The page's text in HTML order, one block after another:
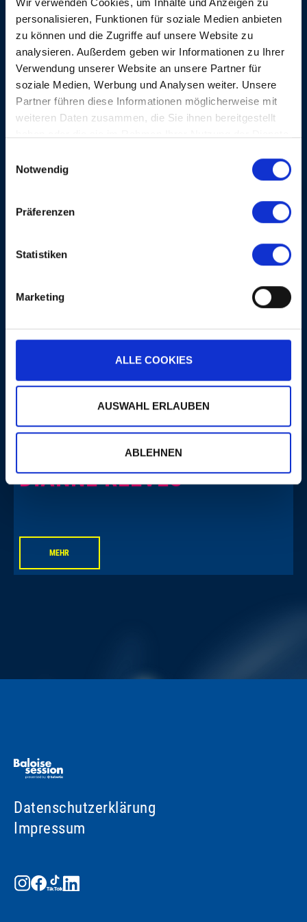
Wir verwenden Cookies, um Inhalte und Anzeigen zu
personalisieren, Funktionen für soziale Medien anbieten
zu können und die Zugriffe auf unsere Website zu
analysieren. Außerdem geben wir Informationen zu Ihrer
Verwendung unserer Website an unsere Partner für
soziale Medien, Werbung und Analysen weiter. Unsere
Partner führen diese Informationen möglicherweise mit
weiteren Daten zusammen, die Sie ihnen bereitgestellt
Notwendig
Präferenzen
Statistiken
Marketing
ALLE COOKIES
AUSWAHL ERLAUBEN
ABLEHNEN
Garant für einen Abend mit Gänsehaut.
WEITERE KONZERTE
SA, 13. NOV. 2010, 20 UHR
JAZZ IN THE AIR
MEHR
DO, 07. NOV. 2002, 20 UHR
JAZZ GALA
DIANNE REEVES
MEHR
Datenschutzerklärung
Impressum